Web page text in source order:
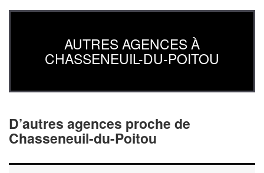
AUTRES AGENCES À
CHASSENEUIL-DU-POITOU
D’autres agences proche de
Chasseneuil-du-Poitou